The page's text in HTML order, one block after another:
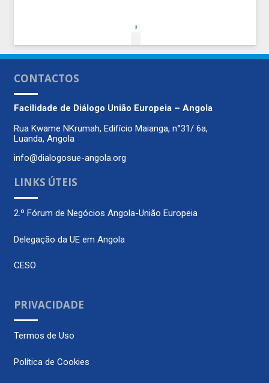
CONTACTOS
Facilidade de Diálogo União Europeia – Angola
Rua Kwame NKrumah, Edifício Maianga, n°31/ 6a,
Luanda, Angola
info@dialogosue-angola.org
LINKS ÚTEIS
2.º Fórum de Negócios Angola-União Europeia
Delegação da UE em Angola
CESO
PRIVACIDADE
Termos de Uso
Política de Cookies